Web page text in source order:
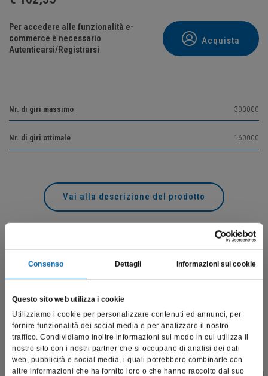
Consenso Dettagli Informazioni sui cookie
Questo sito web utilizza i cookie
Utilizziamo i cookie per personalizzare contenuti ed annunci, per
fornire funzionalità dei social media e per analizzare il nostro
traffico. Condividiamo inoltre informazioni sul modo in cui utilizza il
nostro sito con i nostri partner che si occupano di analisi dei dati
web, pubblicità e social media, i quali potrebbero combinarle con
altre informazioni che ha fornito loro o che hanno raccolto dal suo
Per accedere alle funzionalità e-
commerce è necessario
Autenticarsi/Registrarsi
Acquista
Nr. di giri massimo 300000
Nr. di giri ottimale 160000
Vai alla descrizione del prodotto
Prodotti correlati